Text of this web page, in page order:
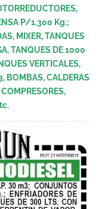
P/1.300 Kg.;
MIXER, TANQUES
TANQUES DE 1000
VERTICALES,
BOMBAS, CALDERAS